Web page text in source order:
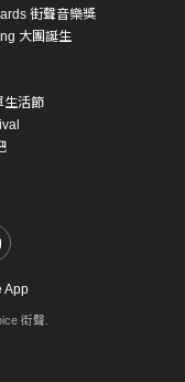
街聲音樂獎
大團誕生
生活節
App
街聲.